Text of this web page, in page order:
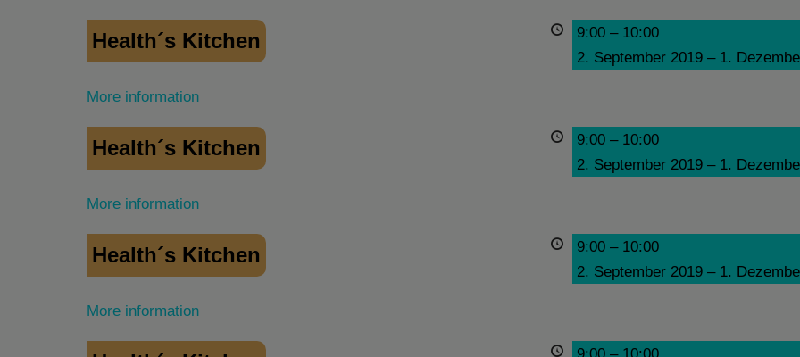
Health´s Kitchen 9:00 – 10:00
2. September 2019 – 1.
More information
Health´s Kitchen 9:00 – 10:00
2. September 2019 – 1.
More information
Health´s Kitchen 9:00 – 10:00
2. September 2019 – 1.
More information